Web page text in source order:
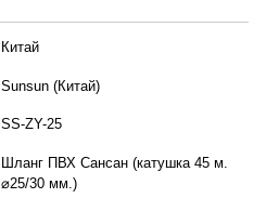
Китай
Sunsun (Китай)
SS-ZY-25
Шланг ПВХ Сансан (катушка 45 м.
⌀25/30 мм.)